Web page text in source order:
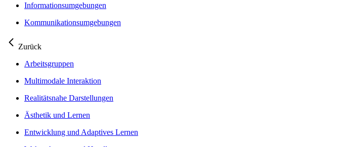
Informationsumgebungen
Kommunikationsumgebungen
Zurück
Arbeitsgruppen
Multimodale Interaktion
Realitätsnahe Darstellungen
Ästhetik und Lernen
Entwicklung und Adaptives Lernen